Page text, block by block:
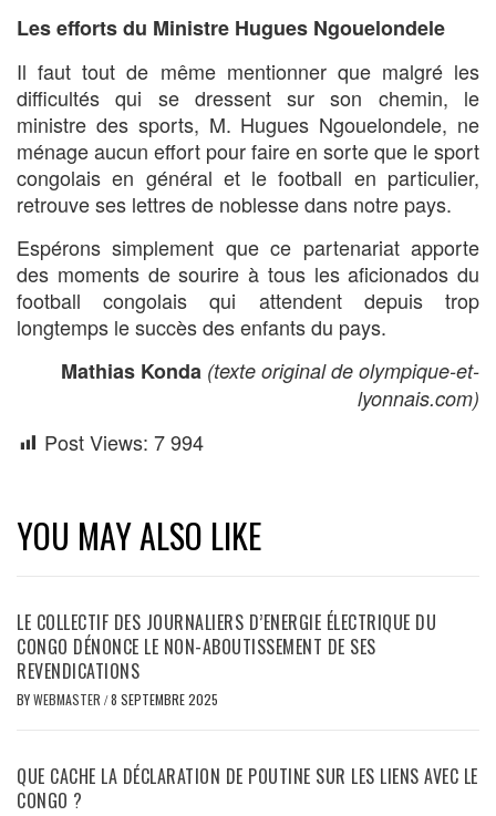
Les efforts du Ministre Hugues Ngouelondele
Il faut tout de même mentionner que malgré les
difficultés qui se dressent sur son chemin, le
ministre des sports, M. Hugues Ngouelondele, ne
ménage aucun effort pour faire en sorte que le sport
congolais en général et le football en particulier,
retrouve ses lettres de noblesse dans notre pays.
Espérons simplement que ce partenariat apporte
des moments de sourire à tous les aficionados du
football congolais qui attendent depuis trop
longtemps le succès des enfants du pays.
Mathias Konda (texte original de olympique-et-
lyonnais.com)
Post Views: 7 994
YOU MAY ALSO LIKE
LE COLLECTIF DES JOURNALIERS D’ENERGIE ÉLECTRIQUE DU
CONGO DÉNONCE LE NON-ABOUTISSEMENT DE SES
REVENDICATIONS
BYWEBMASTER /8 SEPTEMBRE 2025
QUE CACHE LA DÉCLARATION DE POUTINE SUR LES LIENS AVEC LE
CONGO ?